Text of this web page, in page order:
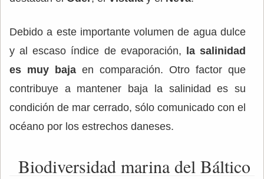
Debido a este importante volumen de agua dulce
y al escaso índice de evaporación, la salinidad
es muy baja en comparación. Otro factor que
contribuye a mantener baja la salinidad es su
condición de mar cerrado, sólo comunicado con el
océano por los estrechos daneses.
Biodiversidad marina del Báltico